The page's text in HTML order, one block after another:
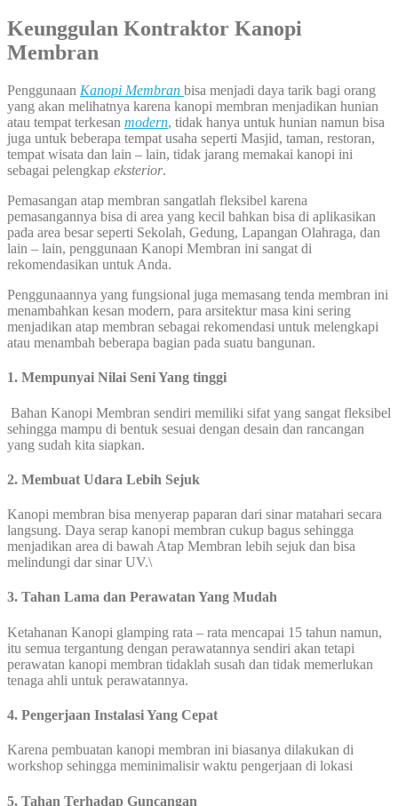
Keunggulan Kontraktor Kanopi
Membran
Penggunaan Kanopi Membran bisa menjadi daya tarik bagi orang
yang akan melihatnya karena kanopi membran menjadikan hunian
atau tempat terkesan modern, tidak hanya untuk hunian namun bisa
juga untuk beberapa tempat usaha seperti Masjid, taman, restoran,
tempat wisata dan lain – lain, tidak jarang memakai kanopi ini
sebagai pelengkap eksterior.
Pemasangan atap membran sangatlah fleksibel karena
pemasangannya bisa di area yang kecil bahkan bisa di aplikasikan
pada area besar seperti Sekolah, Gedung, Lapangan Olahraga, dan
lain – lain, penggunaan Kanopi Membran ini sangat di
rekomendasikan untuk Anda.
Penggunaannya yang fungsional juga memasang tenda membran ini
menambahkan kesan modern, para arsitektur masa kini sering
menjadikan atap membran sebagai rekomendasi untuk melengkapi
atau menambah beberapa bagian pada suatu bangunan.
1. Mempunyai Nilai Seni Yang tinggi
Bahan Kanopi Membran sendiri memiliki sifat yang sangat fleksibel
sehingga mampu di bentuk sesuai dengan desain dan rancangan
yang sudah kita siapkan.
2. Membuat Udara Lebih Sejuk
Kanopi membran bisa menyerap paparan dari sinar matahari secara
langsung. Daya serap kanopi membran cukup bagus sehingga
menjadikan area di bawah Atap Membran lebih sejuk dan bisa
melindungi dar sinar UV.\
3. Tahan Lama dan Perawatan Yang Mudah
Ketahanan Kanopi glamping rata – rata mencapai 15 tahun namun,
itu semua tergantung dengan perawatannya sendiri akan tetapi
perawatan kanopi membran tidaklah susah dan tidak memerlukan
tenaga ahli untuk perawatannya.
4. Pengerjaan Instalasi Yang Cepat
Karena pembuatan kanopi membran ini biasanya dilakukan di
workshop sehingga meminimalisir waktu pengerjaan di lokasi
5. Tahan Terhadap Guncangan